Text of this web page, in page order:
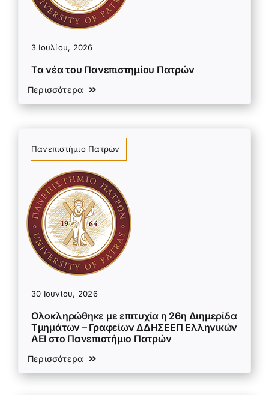
3 Ιουλίου, 2026
Τα νέα του Πανεπιστημίου Πατρών
Περισσότερα
Πανεπιστήμιο Πατρών
30 Ιουνίου, 2026
Ολοκληρώθηκε με επιτυχία η 26η Διημερίδα
Τμημάτων – Γραφείων ΔΔΗΣΕΕΠ Ελληνικών
ΑΕΙ στο Πανεπιστήμιο Πατρών
Περισσότερα